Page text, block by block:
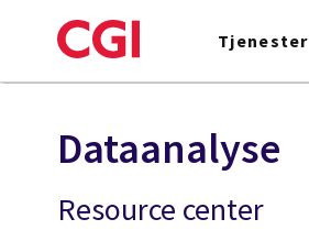
to
Tjenester
Dataanalyse
Resource center